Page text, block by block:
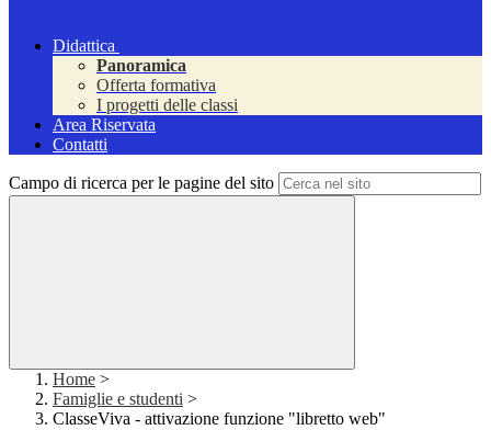
Didattica
Panoramica
Offerta formativa
I progetti delle classi
Area Riservata
Contatti
Campo di ricerca per le pagine del sito
Home >
Famiglie e studenti >
ClasseViva - attivazione funzione "libretto web"